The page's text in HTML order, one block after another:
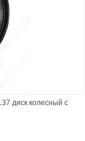
диск колесный с